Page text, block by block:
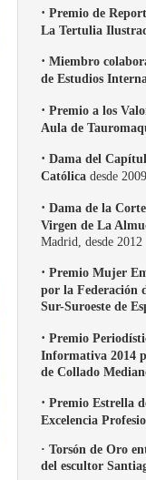
· Premio de
La Tertulia
· Miembro
de Estudios
· Premio a los
Aula de
· Dama del
Católica desde 2009
· Dama de la
Virgen de La
Madrid, desde 2012
· Premio Mujer
por la Federación
Sur-Suroeste de
· Premio
Informativa 2014
de Collado
· Premio Estrella
Excelencia
· Torsón de Oro
del escultor